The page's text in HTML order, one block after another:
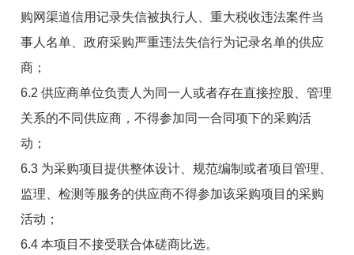
购网渠道信用记录失信被执行人、重大税收违法案件当
事人名单、政府采购严重违法失信行为记录名单的供应
商；
6.2 供应商单位负责人为同一人或者存在直接控股、管理
关系的不同供应商，不得参加同一合同项下的采购活
动；
6.3 为采购项目提供整体设计、规范编制或者项目管理、
监理、检测等服务的供应商不得参加该采购项目的采购
活动；
6.4 本项目不接受联合体磋商比选。